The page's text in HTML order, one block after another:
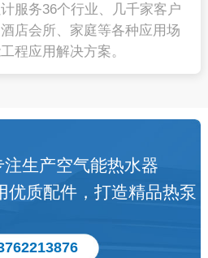
服务36个行业、几千家客户
店会所、家庭等各种应用场
程应用解决方案。
生产空气能热水器
优质配件，打造精品热泵